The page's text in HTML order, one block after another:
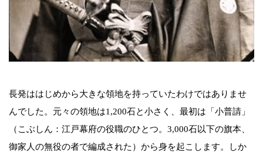
長発ははじめから大きな領地を持っていたわけではありませ
んでした。元々の領地は1,200石と小さく、最初は「小普請」
（こぶしん：江戸幕府の役職のひとつ。3,000石以下の旗本、
御家人の無役の者で編成された）から身を起こします。しか